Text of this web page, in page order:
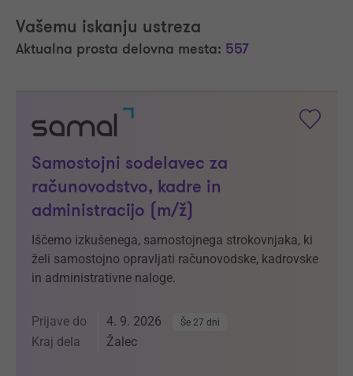
Vašemu iskanju ustreza
Aktualna prosta delovna mesta: 557
Samostojni sodelavec za
računovodstvo, kadre in
administracijo (m/ž)
Iščemo izkušenega, samostojnega strokovnjaka, ki
želi samostojno opravljati računovodske, kadrovske
in administrativne naloge.
Prijave do 4. 9. 2026 Še 27 dni
Kraj dela Žalec